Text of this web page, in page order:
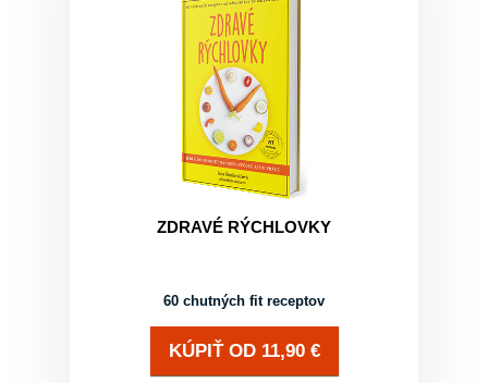
ZDRAVÉ RÝCHLOVKY
60 chutných fit receptov
KÚPIŤOD 11,90€